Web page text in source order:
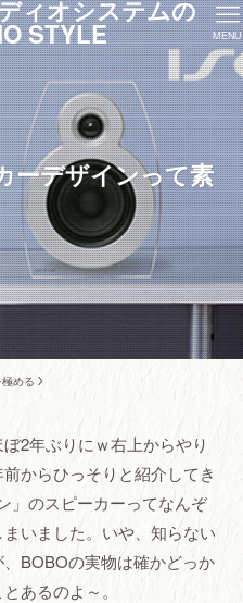
ィオシステムの
STYLE MENU
ーデザインって素
める
2年ぶりにｗ右上からやり
からひっそりと紹介してき
」のスピーカーってなんぞ
いました。いや、知らない
BOBOの実物は確かどっか
あるのよ～。